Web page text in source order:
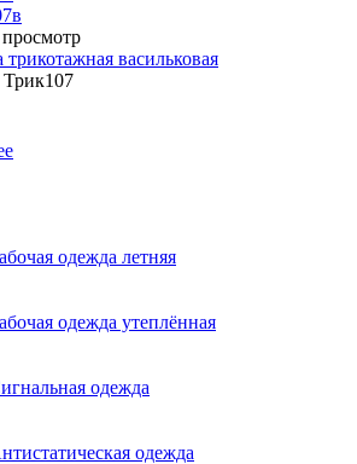
васильковая
одежда летняя
одежда утеплённая
одежда
одежда